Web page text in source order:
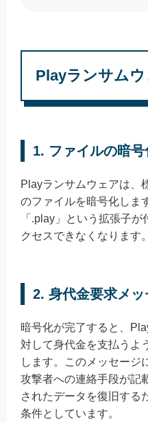
Playランサム
1. ファイルの暗号
Playランサムウェアは、
のファイルを暗号化しま
「.play」という拡張子
クセスできなくなります。
2. 身代金要求メ
暗号化が完了すると、
対して身代金を支払うよ
します。このメッセージ
攻撃者への連絡手段が記
されたデータを復旧する
条件としています。